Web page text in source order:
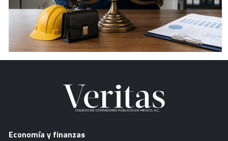
Economía y finanzas